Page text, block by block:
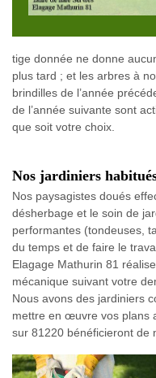
tige donnée ne donne
plus tard ; et les arbres à
brindilles de l’année
de l’année suivante sont
que soit votre choix.
Nos jardiniers
Nos paysagistes doués
désherbage et le soin de
performantes (tondeuses,
du temps et de faire le
Elagage Mathurin 81
mécanique suivant votre
Nous avons des jardiniers
mettre en œuvre vos plans
sur 81220 bénéficieront de